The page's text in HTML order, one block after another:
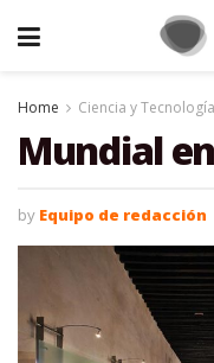
Home Ciencia y Tecnología
Mundial
by Equipo de redacción